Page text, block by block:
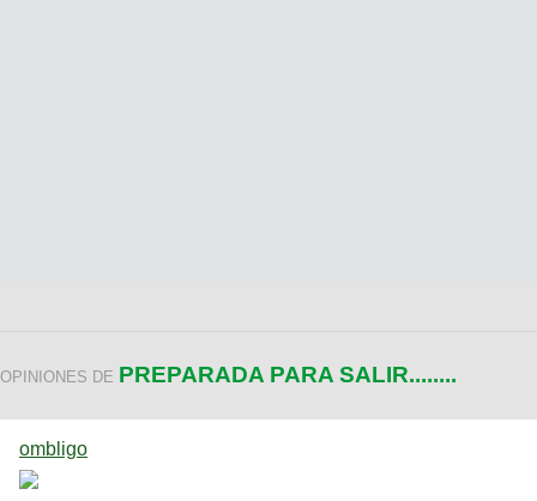
OPINIONES DE PREPARADA PARA SALIR........
ombligo